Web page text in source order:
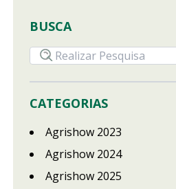
BUSCA
CATEGORIAS
Agrishow 2023
Agrishow 2024
Agrishow 2025